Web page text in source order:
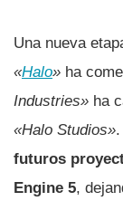
Una nueva
«Halo» ha
Industries» ha
«Halo Studios»
futuros
Engine 5,